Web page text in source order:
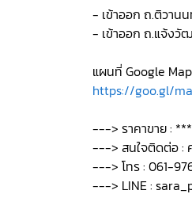
- เข้าออก ถ.ติวาน
- เข้าออก ถ.แจ้งวั
แผนที่ Google
https://goo.gl/
---> ราคาขาย :
---> สนใจติดต่อ
---> โทร : 061-
---> LINE :